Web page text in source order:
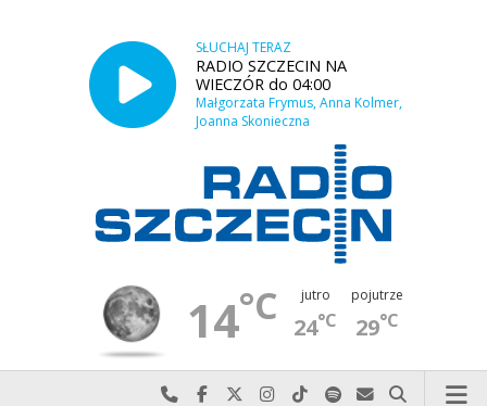
SŁUCHAJ TERAZ
RADIO SZCZECIN NA
WIECZÓR do 04:00
Małgorzata Frymus, Anna Kolmer,
Joanna Skonieczna
14°C jutro
24°C
pojutrze
29°C
Najlepiej po prostu do nas zadzwoń
Odwiedź nas na Facebook-u
Odwiedź nas na X
Odwiedź nas na Instagram-ie
Odwiedź nas na TikTok-u
Szukaj nas na Spotify
Wyślij do nas
Szukaj